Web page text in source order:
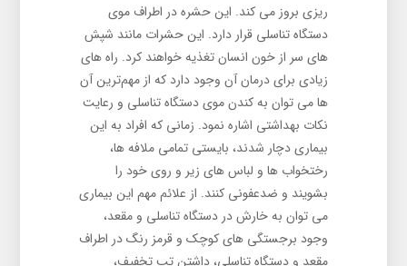
ریزی بروز می کند. این حشره در اطراف موی
دستگاه تناسلی قرار دارد. این حشرات مانند شپش
های سر از خون انسان تغذیه خواهند کرد. راه های
زیادی برای درمان آن وجود دارد که از مهم‌ترین آن
ها می ‌توان به کندن موی دستگاه تناسلی و رعایت
نکات بهداشتی اشاره نمود. زمانی که افراد به این
بیماری دچار شدند، بایستی تمامی ملافه ‌ها،
رختخواب ها و لباس های زیر و روی خود را
بشویند و ضدعفونی کنند. از علائم مهم این بیماری
می توان به خارش در دستگاه تناسلی و مقعد،
وجود برجستگی های کوچک و قرمز رنگ در اطراف
مقعد و دستگاه تناسلی، داشتن تب تخفیف،